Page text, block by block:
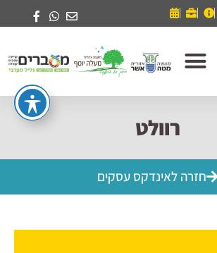
רוולט
חזרה לאינדקס עסקים